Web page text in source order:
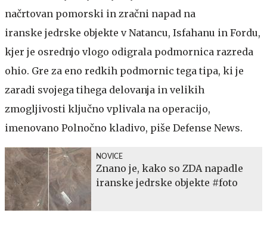
načrtovan pomorski in zračni napad na
iranske jedrske objekte v Natancu, Isfahanu in Fordu,
kjer je osrednjo vlogo odigrala podmornica razreda
ohio. Gre za eno redkih podmornic tega tipa, ki je
zaradi svojega tihega delovanja in velikih
zmogljivosti ključno vplivala na operacijo,
imenovano Polnočno kladivo, piše Defense News.
NOVICE
Znano je, kako so ZDA napadle
iranske jedrske objekte #foto